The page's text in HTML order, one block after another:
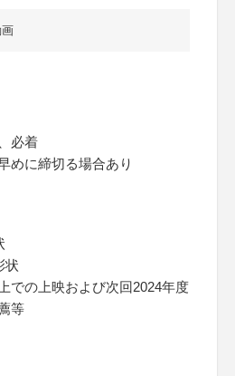
必着
めに締切る場合あり
状
での上映および次回2024年度
等